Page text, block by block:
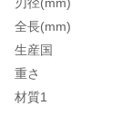
全長(mm)
生産国
重さ
材質1